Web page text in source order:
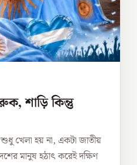
শাড়ি কিন্তু
খেলা হয় না, একটা জাতীয়
মানুষ হঠাৎ করেই দক্ষিণ